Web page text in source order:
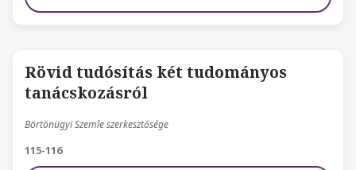
Rövid tudósítás két tudományos
tanácskozásról
Börtönügyi Szemle szerkesztősége
115-116